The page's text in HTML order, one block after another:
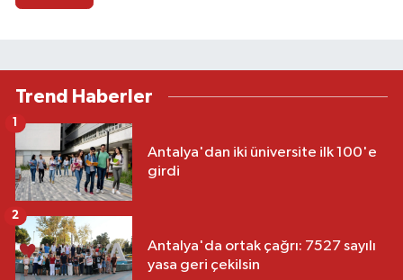
Trend Haberler
Antalya'dan iki üniversite ilk 100'e
girdi
Antalya'da ortak çağrı: 7527 sayılı
yasa geri çekilsin
2